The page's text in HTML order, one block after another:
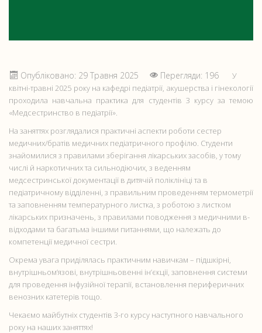
Опубліковано: 29 Травня 2025 Перегляди: 196
У
квітні-травні 2025 року на кафедрі педіатрії, акушерства і гінекології
проходила навчальна практика для студентів 3 курсу за темою
«Медсестринство в педіатрії».
На заняттях розглядалися практичні аспекти роботи сестер
медичних/братів медичних педіатричного профілю. Студенти
знайомилися з правилами зберігання лікарських засобів, у тому
числі й наркотичних та сильнодіючих, з веденням
медсестринської документації в дитячій поліклініці та в
педіатричному відділенні, з правильним проведенням термометрії
та заповненням температурного листка, з роботою з листком
лікарських призначень, з правилами поводження з медичними в-
відходами та багатьма іншими питаннями, що належать до
компетенції медичної сестри.
Окрема увага приділялась практичним навичкам – підшкірні,
внутрішньом’язові, внутрішньовенні ін’єкції, заповнення системи
для проведення інфузійної терапії, встановлення периферичних
венозних катетерів тощо.
Чекаємо майбутніх студентів 3-го курсу наступного навчального
року на наших заняттях!